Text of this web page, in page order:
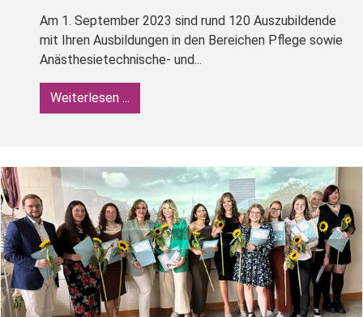
Am 1. September 2023 sind rund 120 Auszubildende
mit Ihren Ausbildungen in den Bereichen Pflege sowie
Anästhesietechnische- und...
Weiterlesen ...